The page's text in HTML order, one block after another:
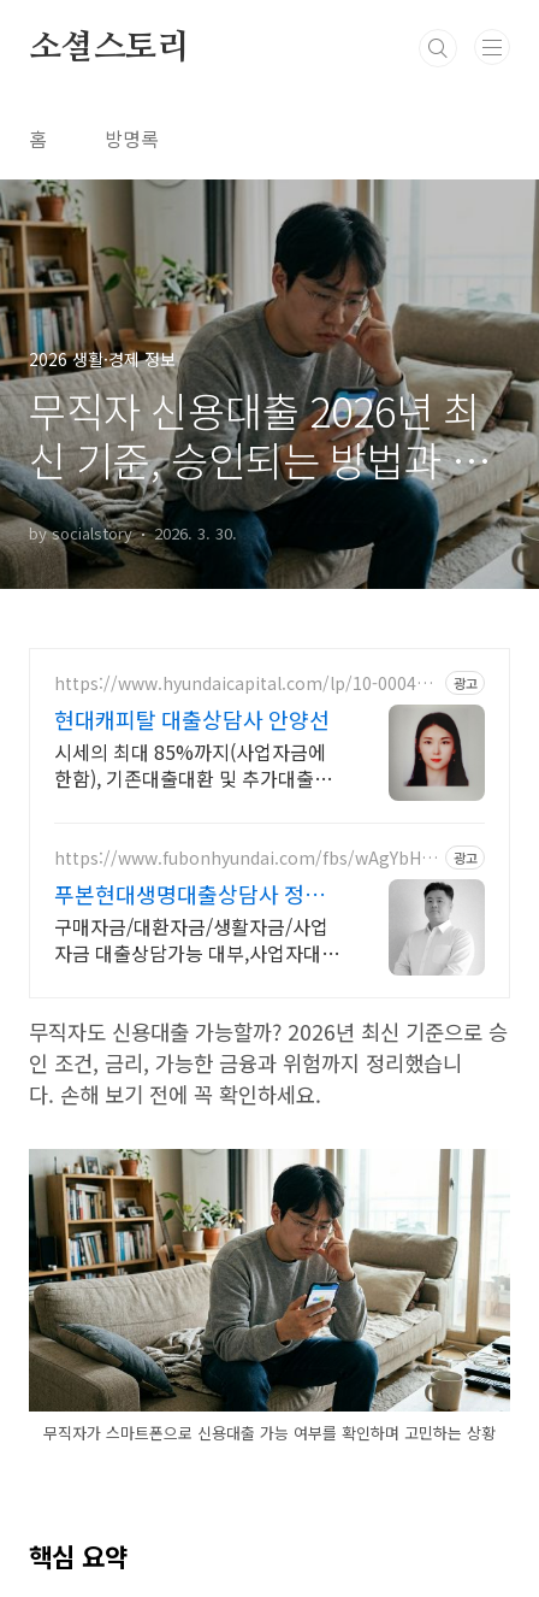
소셜스토리
홈 방명록
2026 생활·경제 정보
무직자 신용대출 2026년 최
신 기준, 승인되는 방법과 결
과
by socialstory 2026. 3. 30.
https://www.hyundaicapital.com/lp/10-000415
광고
현대캐피탈 대출상담사 안양선
시세의 최대 85%까지(사업자금에
한함), 기존대출대환 및 추가대출가
https://www.fubonhyundai.com/fbs/wAgYbHfR
광고
푸본현대생명대출상담사 정종
욱
구매자금/대환자금/생활자금/사업
자금 대출상담가능 대부,사업자대출
무직자도 신용대출 가능할까? 2026년 최신 기준으로 승
인 조건, 금리, 가능한 금융과 위험까지 정리했습니
다. 손해 보기 전에 꼭 확인하세요.
무직자가 스마트폰으로 신용대출 가능 여부를 확인하며 고민하는 상황
핵심 요약